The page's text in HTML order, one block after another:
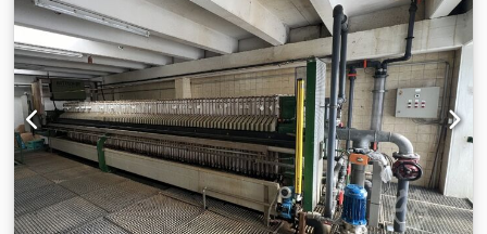
Tamaño Placas: Para 1200 x 1200 mm Número placas: Sin
placas pero caben 66 con un grosor de torta de 30mm.
Transporte placa: Automático Sistema lavado telas: Si
Dcedpfx Anew Aw Rlo Isk Espesor de torta: 30 posibles
Dimensiones: Largo 6700 x ancho 1800 (2400) x alto 2250 +
500 mm Peso en vacío: Aproximadamente 14000 kg
Documentación técnica: Si Observaciones: Sin placas pero
con 66 carros para colgar las placas filtrantes Accesorios:
Una barrera de luz, un sistema de lavado de tela filtrante
Condición: Usado Precio: Bajo demanda